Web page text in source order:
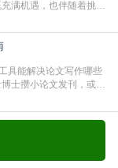
满机遇，也伴随着挑
究竟如何衡量。本篇
发表吗”。一、会议论
具能解决论文写作哪些
士攒小论文发刊，或是
上，交上去才发现重复
些痛点基本都能高效解